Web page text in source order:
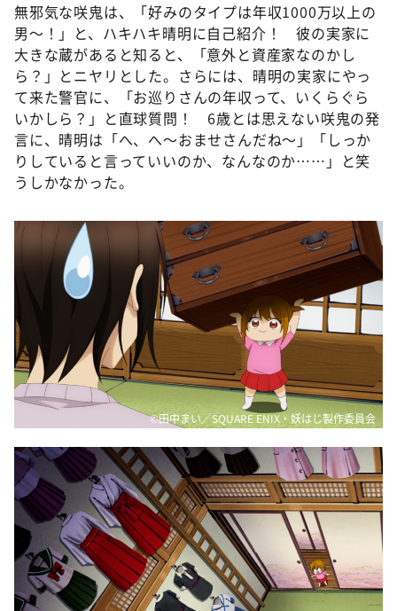
無邪気な咲鬼は、「好みのタイプは年収1000万以上の
男～！」と、ハキハキ晴明に自己紹介！ 彼の実家に
大きな蔵があると知ると、「意外と資産家なのかし
ら？」とニヤリとした。さらには、晴明の実家にやっ
て来た警官に、「お巡りさんの年収って、いくらぐら
いかしら？」と直球質問！ 6歳とは思えない咲鬼の発
言に、晴明は「へ、へ～おませさんだね～」「しっか
りしていると言っていいのか、なんなのか……」と笑
うしかなかった。
©田中まい／SQUARE ENIX・妖はじ製作委員会